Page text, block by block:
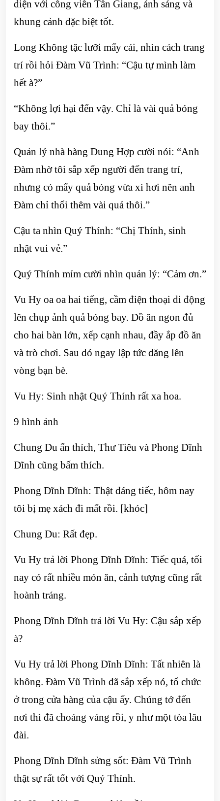
diện với công viên Tân Giang, ánh sáng và
khung cảnh đặc biệt tốt.
Long Không tặc lưỡi mấy cái, nhìn cách trang
trí rồi hỏi Đàm Vũ Trình: “Cậu tự mình làm
hết à?”
“Không lợi hại đến vậy. Chỉ là vài quả bóng
bay thôi.”
Quản lý nhà hàng Dung Hợp cười nói: “Anh
Đàm nhờ tôi sắp xếp người đến trang trí,
nhưng có mấy quả bóng vừa xì hơi nên anh
Đàm chỉ thổi thêm vài quả thôi.”
Cậu ta nhìn Quý Thính: “Chị Thính, sinh
nhật vui vẻ.”
Quý Thính mỉm cười nhìn quản lý: “Cảm ơn.”
Vu Hy oa oa hai tiếng, cầm điện thoại di động
lên chụp ảnh quả bóng bay. Đồ ăn ngon đủ
cho hai bàn lớn, xếp cạnh nhau, đầy ắp đồ ăn
và trò chơi. Sau đó ngay lập tức đăng lên
vòng bạn bè.
Vu Hy: Sinh nhật Quý Thính rất xa hoa.
9 hình ảnh
Chung Du ấn thích, Thư Tiêu và Phong Dĩnh
Dĩnh cũng bấm thích.
Phong Dĩnh Dĩnh: Thật đáng tiếc, hôm nay
tôi bị mẹ xách đi mất rồi. [khóc]
Chung Du: Rất đẹp.
Vu Hy trả lời Phong Dĩnh Dĩnh: Tiếc quá, tối
nay có rất nhiều món ăn, cảnh tượng cũng rất
hoành tráng.
Phong Dĩnh Dĩnh trả lời Vu Hy: Cậu sắp xếp
à?
Vu Hy trả lời Phong Dĩnh Dĩnh: Tất nhiên là
không. Đàm Vũ Trình đã sắp xếp nó, tổ chức
ở trong cửa hàng của cậu ấy. Chúng tớ đến
nơi thì đã choáng váng rồi, y như một tòa lâu
đài.
Phong Dĩnh Dĩnh sửng sốt: Đàm Vũ Trình
thật sự rất tốt với Quý Thính.